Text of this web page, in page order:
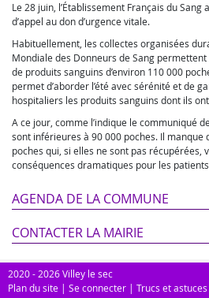
Le 28 juin, l’Établissement Français du
d’appel au don d’urgence vitale.
Habituellement, les collectes organisées
Mondiale des Donneurs de Sang
de produits sanguins d’environ 110 000
permet d’aborder l’été avec sérénité et de
hospitaliers les produits sanguins dont ils
A ce jour, comme l’indique le communiqué
sont inférieures à 90 000 poches. Il manque
poches qui, si elles ne sont pas récupérées,
conséquences dramatiques pour les
AGENDA DE LA COMMUNE
CONTACTER LA MAIRIE
2020 - 2026 Villey le sec
Plan du site | Se connecter | Trucs et astuces